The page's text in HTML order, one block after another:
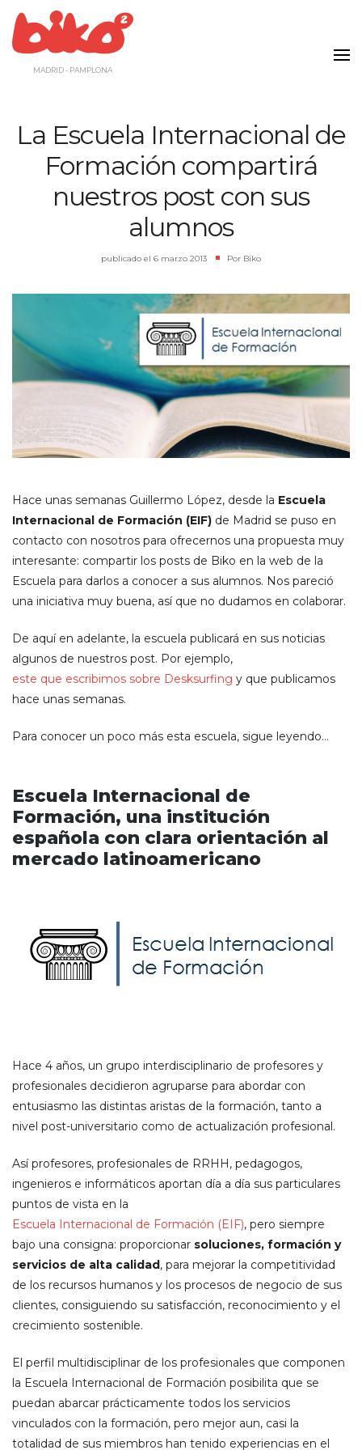
contenido
MADRID - PAMPLONA
La Escuela Internacional de
Formación compartirá
nuestros post con sus
alumnos
publicado el 6 marzo 2013 Por Biko
Hace unas semanas Guillermo López, desde la Escuela
Internacional de Formación (EIF) de Madrid se puso en
contacto con nosotros para ofrecernos una propuesta muy
interesante: compartir los posts de Biko en la web de la
Escuela para darlos a conocer a sus alumnos. Nos pareció
una iniciativa muy buena, así que no dudamos en colaborar.
De aquí en adelante, la escuela publicará en sus noticias
algunos de nuestros post. Por ejemplo,
este que escribimos sobre Desksurfing y que publicamos
hace unas semanas.
Para conocer un poco más esta escuela, sigue leyendo…
Escuela Internacional de
Formación, una institución
española con clara orientación al
mercado latinoamericano
Hace 4 años, un grupo interdisciplinario de profesores y
profesionales decidieron agruparse para abordar con
entusiasmo las distintas aristas de la formación, tanto a
nivel post-universitario como de actualización profesional.
Así profesores, profesionales de RRHH, pedagogos,
ingenieros e informáticos aportan día a día sus particulares
puntos de vista en la
Escuela Internacional de Formación (EIF), pero siempre
bajo una consigna: proporcionar soluciones, formación y
servicios de alta calidad, para mejorar la competitividad
de los recursos humanos y los procesos de negocio de sus
clientes, consiguiendo su satisfacción, reconocimiento y el
crecimiento sostenible.
El perfil multidisciplinar de los profesionales que componen
la Escuela Internacional de Formación posibilita que se
puedan abarcar prácticamente todos los servicios
vinculados con la formación, pero mejor aun, casi la
totalidad de sus miembros han tenido experiencias en el